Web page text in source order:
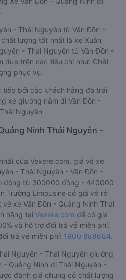
- Thái Nguyên từ Vân Đồn -
lượng tốt nhất là xe Xuân
- Thái Nguyên từ Vân Đồn -
dựa trên các tiêu chí như: Chất
phục vụ.
bởi các khách hàng đã trải
xe giường nằm đi Vân Đồn -
Nguyên .
Ninh Thái Nguyên -
của Vexere.com, giá vé xe
- Thái Nguyên - Vân Đồn -
động từ 300000 đồng - 440000
Trường Limousine có giá vé rẻ
xe Vân Đồn - Quảng Ninh Thái
hãng tại Vexere.com để có giá
và hỗ trợ đổi trả vé miễn phí.
trả vé miễn phí: 1900 888684.
Nguyên - Thái Nguyên giường
- Quảng Ninh đi Thái Nguyên -
đánh giá chung có chất lượng